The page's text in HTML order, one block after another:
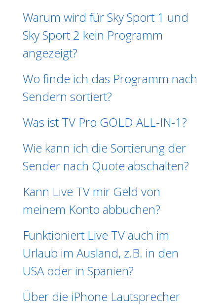
Warum wird für Sky Sport 1 und
Sky Sport 2 kein Programm
angezeigt?
Wo finde ich das Programm nach
Sendern sortiert?
Was ist TV Pro GOLD ALL-IN-1?
Wie kann ich die Sortierung der
Sender nach Quote abschalten?
Kann Live TV mir Geld von
meinem Konto abbuchen?
Funktioniert Live TV auch im
Urlaub im Ausland, z.B. in den
USA oder in Spanien?
Über die iPhone Lautsprecher